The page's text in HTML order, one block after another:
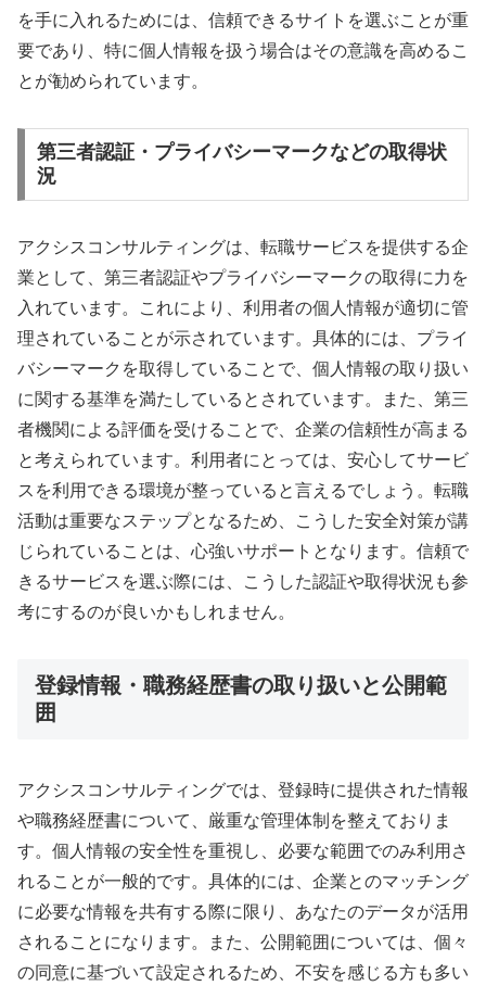
を手に入れるためには、信頼できるサイトを選ぶことが重
要であり、特に個人情報を扱う場合はその意識を高めるこ
とが勧められています。
第三者認証・プライバシーマークなどの取得状
況
アクシスコンサルティングは、転職サービスを提供する企
業として、第三者認証やプライバシーマークの取得に力を
入れています。これにより、利用者の個人情報が適切に管
理されていることが示されています。具体的には、プライ
バシーマークを取得していることで、個人情報の取り扱い
に関する基準を満たしているとされています。また、第三
者機関による評価を受けることで、企業の信頼性が高まる
と考えられています。利用者にとっては、安心してサービ
スを利用できる環境が整っていると言えるでしょう。転職
活動は重要なステップとなるため、こうした安全対策が講
じられていることは、心強いサポートとなります。信頼で
きるサービスを選ぶ際には、こうした認証や取得状況も参
考にするのが良いかもしれません。
登録情報・職務経歴書の取り扱いと公開範
囲
アクシスコンサルティングでは、登録時に提供された情報
や職務経歴書について、厳重な管理体制を整えておりま
す。個人情報の安全性を重視し、必要な範囲でのみ利用さ
れることが一般的です。具体的には、企業とのマッチング
に必要な情報を共有する際に限り、あなたのデータが活用
されることになります。また、公開範囲については、個々
の同意に基づいて設定されるため、不安を感じる方も多い